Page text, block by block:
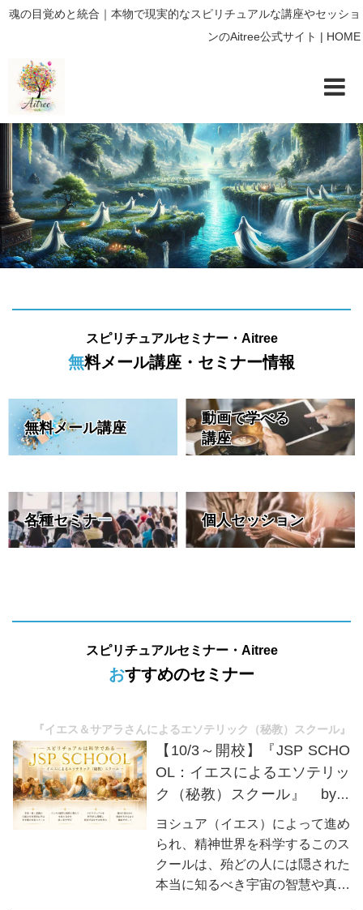
魂の目覚めと統合｜本物で現実的なスピリチュアルな講座やセッショ
ンのAitree公式サイト | HOME
スピリチュアルセミナー・Aitree
無料メール講座・セミナー情報
無料メール講座
動画で学べる
講座
各種セミナー 個人セッション
スピリチュアルセミナー・Aitree
おすすめのセミナー
『イエス＆サアラさんによるエソテリック（秘教）スクール』
【10/3～開校】『JSP SCHO
OL：イエスによるエソテリッ
ク（秘教）スクール』 by S
aarahat(サアラ)
ヨシュア（イエス）によって進め
られ、精神世界を科学するこのス
クールは、殆どの人には隠された
本当に知るべき宇宙の智慧や真理